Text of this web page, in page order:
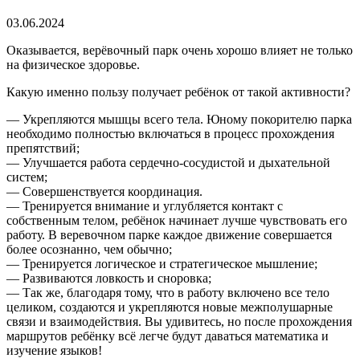
03.06.2024
Оказывается, верёвочный парк очень хорошо влияет не только
на физическое здоровье.
Какую именно пользу получает ребёнок от такой активности?
— Укрепляются мышцы всего тела. Юному покорителю парка
необходимо полностью включаться в процесс прохождения
препятствий;
— Улучшается работа сердечно-сосудистой и дыхательной
систем;
— Совершенствуется координация.
— Тренируется внимание и углубляется контакт с
собственным телом, ребёнок начинает лучше чувствовать его
работу. В веревочном парке каждое движение совершается
более осознанно, чем обычно;
— Тренируется логическое и стратегическое мышление;
— Развиваются ловкость и сноровка;
— Так же, благодаря тому, что в работу включено все тело
целиком, создаются и укрепляются новые межполушарные
связи и взаимодействия. Вы удивитесь, но после прохождения
маршрутов ребёнку всё легче будут даваться математика и
изучение языков!